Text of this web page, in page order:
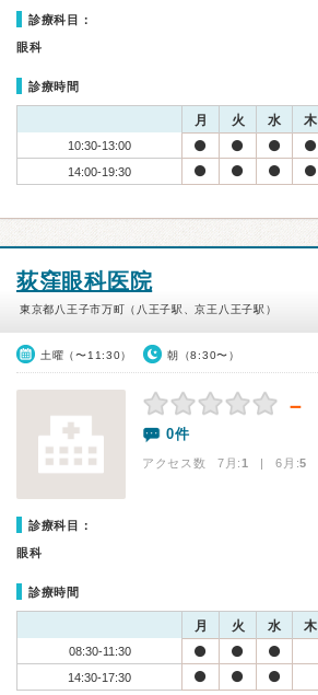
診療科目：
眼科
診療時間
月 火 水 木
10:30-13:00
14:00-19:30
荻窪眼科医院
東京都八王子市万町（八王子駅、京王八王子駅）
土曜（〜11:30） 朝（8:30〜）
－
0件
アクセス数 7月:1 | 6月:5
診療科目：
眼科
診療時間
月 火 水 木
08:30-11:30
14:30-17:30